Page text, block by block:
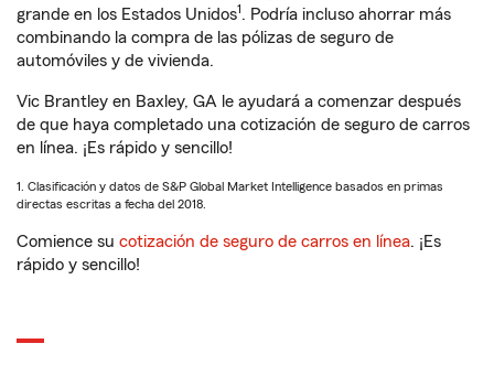
grande en los Estados Unidos1. Podría incluso ahorrar más
combinando la compra de las pólizas de seguro de
automóviles y de vivienda.
Vic Brantley en Baxley, GA le ayudará a comenzar después
de que haya completado una cotización de seguro de carros
en línea. ¡Es rápido y sencillo!
1. Clasificación y datos de S&P Global Market Intelligence basados en primas
directas escritas a fecha del 2018.
Comience su cotización de seguro de carros en línea. ¡Es
rápido y sencillo!